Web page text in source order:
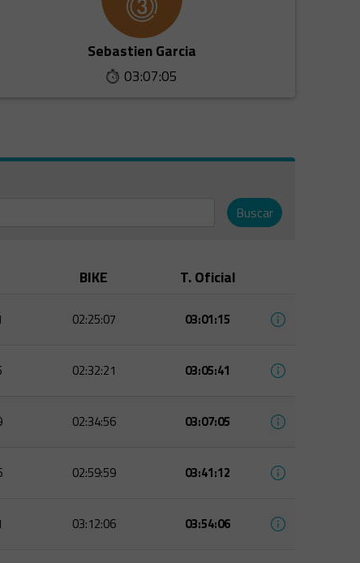
Sebastien Garcia
03:07:05
Buscar
BIKE T. Oficial
02:25:07 03:01:15
02:32:21 03:05:41
02:34:56 03:07:05
02:59:59 03:41:12
03:12:06 03:54:06